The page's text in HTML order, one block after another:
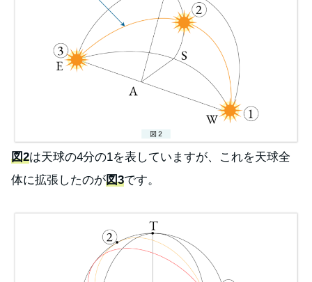
図2は天球の4分の1を表していますが、これを天球全
体に拡張したのが図3です。